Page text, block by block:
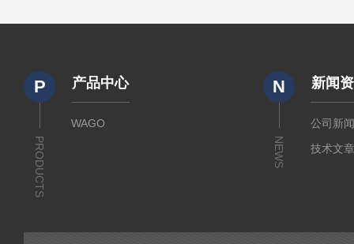
P
PRODUCTS
产品中心
WAGO
N
NEWS
新闻
公司新
技术文